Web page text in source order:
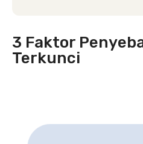
3 Faktor
Terkunci